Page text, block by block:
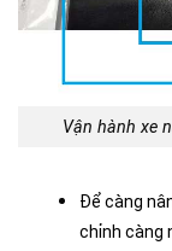
Vận hành xe
Để càng
chỉnh càng